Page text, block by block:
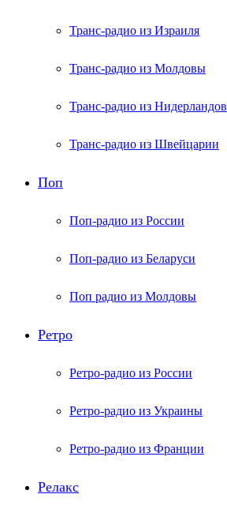
Транс-радио из Израиля
Транс-радио из Молдовы
Транс-радио из Нидерландов
Транс-радио из Швейцарии
Поп
Поп-радио из России
Поп-радио из Беларуси
Поп радио из Молдовы
Ретро
Ретро-радио из России
Ретро-радио из Украины
Ретро-радио из Франции
Релакс